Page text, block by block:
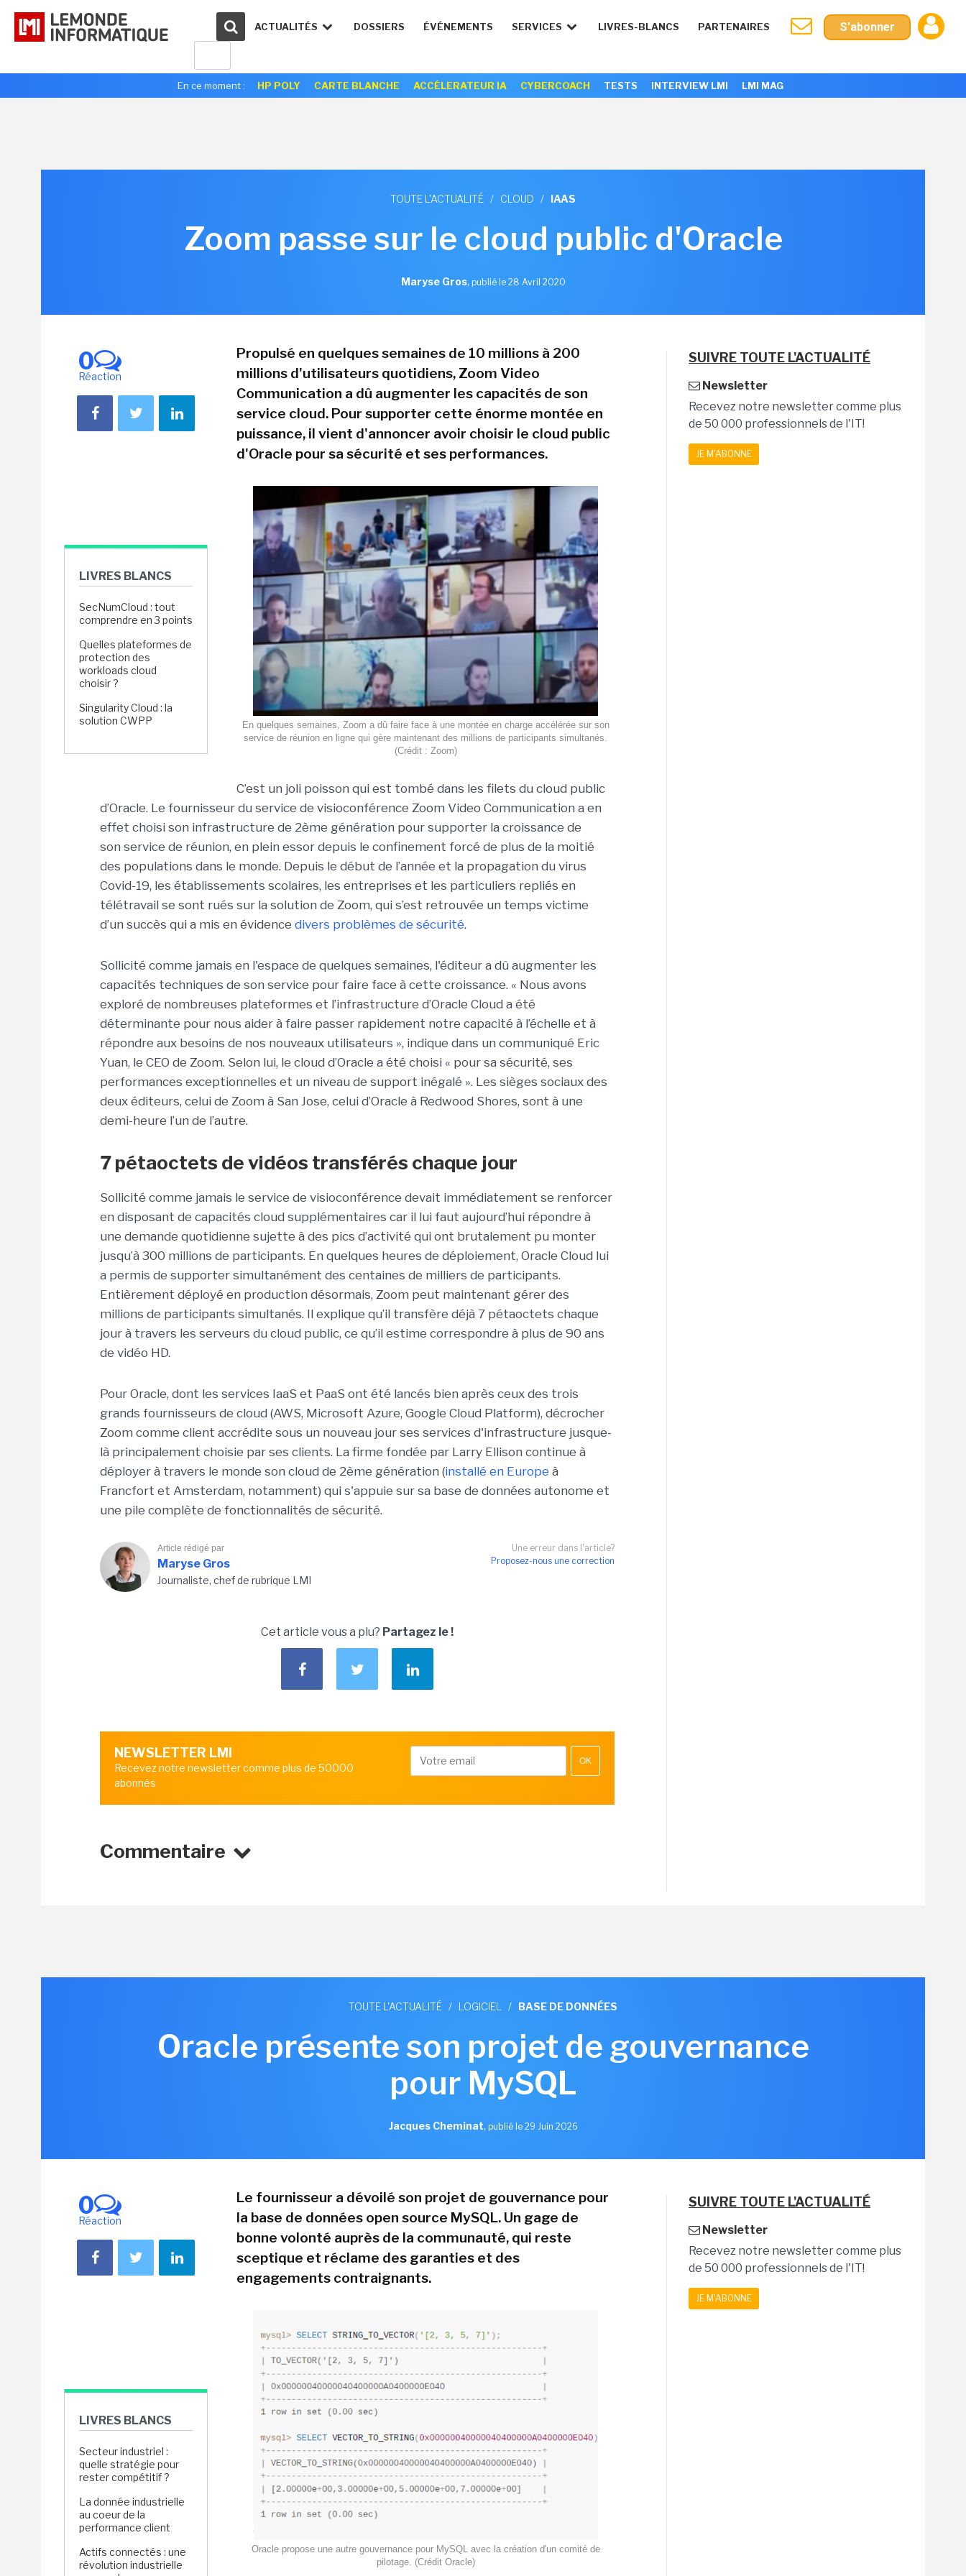
ACTUALITÉS DOSSIERS ÉVÉNEMENTS SERVICES LIVRES-BLANCS PARTENAIRES S'abonner
En ce moment : HP POLY CARTE BLANCHE ACCÉLERATEUR IA CYBERCOACH TESTS INTERVIEW LMI LMI MAG
TOUTE L'ACTUALITÉ / CLOUD / IAAS
Zoom passe sur le cloud public d'Oracle
Maryse Gros, publié le 28 Avril 2020
0
Réaction
LIVRES BLANCS
SecNumCloud : tout
comprendre en 3 points
Quelles plateformes de
protection des
workloads cloud
choisir ?
Singularity Cloud : la
solution CWPP
Propulsé en quelques semaines de 10 millions à 200
millions d'utilisateurs quotidiens, Zoom Video
Communication a dû augmenter les capacités de son
service cloud. Pour supporter cette énorme montée en
puissance, il vient d'annoncer avoir choisir le cloud public
d'Oracle pour sa sécurité et ses performances.
En quelques semaines, Zoom a dû faire face à une montée en charge accélérée sur son
service de réunion en ligne qui gère maintenant des millions de participants simultanés.
(Crédit : Zoom)
C’est un joli poisson qui est tombé dans les filets du cloud public
d’Oracle. Le fournisseur du service de visioconférence Zoom Video Communication a en
effet choisi son infrastructure de 2ème génération pour supporter la croissance de
son service de réunion, en plein essor depuis le confinement forcé de plus de la moitié
des populations dans le monde. Depuis le début de l’année et la propagation du virus
Covid-19, les établissements scolaires, les entreprises et les particuliers repliés en
télétravail se sont rués sur la solution de Zoom, qui s’est retrouvée un temps victime
d’un succès qui a mis en évidence divers problèmes de sécurité.
Sollicité comme jamais en l'espace de quelques semaines, l'éditeur a dû augmenter les
capacités techniques de son service pour faire face à cette croissance. « Nous avons
exploré de nombreuses plateformes et l’infrastructure d’Oracle Cloud a été
déterminante pour nous aider à faire passer rapidement notre capacité à l’échelle et à
répondre aux besoins de nos nouveaux utilisateurs », indique dans un communiqué Eric
Yuan, le CEO de Zoom. Selon lui, le cloud d’Oracle a été choisi « pour sa sécurité, ses
performances exceptionnelles et un niveau de support inégalé ». Les sièges sociaux des
deux éditeurs, celui de Zoom à San Jose, celui d’Oracle à Redwood Shores, sont à une
demi-heure l’un de l’autre.
7 pétaoctets de vidéos transférés chaque jour
Sollicité comme jamais le service de visioconférence devait immédiatement se renforcer
en disposant de capacités cloud supplémentaires car il lui faut aujourd’hui répondre à
une demande quotidienne sujette à des pics d’activité qui ont brutalement pu monter
jusqu’à 300 millions de participants. En quelques heures de déploiement, Oracle Cloud lui
a permis de supporter simultanément des centaines de milliers de participants.
Entièrement déployé en production désormais, Zoom peut maintenant gérer des
millions de participants simultanés. Il explique qu’il transfère déjà 7 pétaoctets chaque
jour à travers les serveurs du cloud public, ce qu’il estime correspondre à plus de 90 ans
de vidéo HD.
Pour Oracle, dont les services IaaS et PaaS ont été lancés bien après ceux des trois
grands fournisseurs de cloud (AWS, Microsoft Azure, Google Cloud Platform), décrocher
Zoom comme client accrédite sous un nouveau jour ses services d'infrastructure jusque-
là principalement choisie par ses clients. La firme fondée par Larry Ellison continue à
déployer à travers le monde son cloud de 2ème génération (installé en Europe à
Francfort et Amsterdam, notamment) qui s'appuie sur sa base de données autonome et
une pile complète de fonctionnalités de sécurité.
Une erreur dans l'article?
Proposez-nous une correction
Article rédigé par
Maryse Gros
Journaliste, chef de rubrique LMI
Cet article vous a plu? Partagez le !
NEWSLETTER LMI
Recevez notre newsletter comme plus de 50000
abonnés
OK
Commentaire
SUIVRE TOUTE L'ACTUALITÉ
Newsletter
Recevez notre newsletter comme plus
de 50 000 professionnels de l'IT!
JE M'ABONNE
TOUTE L'ACTUALITÉ / LOGICIEL / BASE DE DONNÉES
Oracle présente son projet de gouvernance
pour MySQL
Jacques Cheminat, publié le 29 Juin 2026
0
Réaction
LIVRES BLANCS
Secteur industriel :
quelle stratégie pour
rester compétitif ?
La donnée industrielle
au coeur de la
performance client
Actifs connectés : une
révolution industrielle
Le fournisseur a dévoilé son projet de gouvernance pour
la base de données open source MySQL. Un gage de
bonne volonté auprès de la communauté, qui reste
sceptique et réclame des garanties et des
engagements contraignants.
Oracle propose une autre gouvernance pour MySQL avec la création d'un comité de
pilotage. (Crédit Oracle)
SUIVRE TOUTE L'ACTUALITÉ
Newsletter
Recevez notre newsletter comme plus
de 50 000 professionnels de l'IT!
JE M'ABONNE